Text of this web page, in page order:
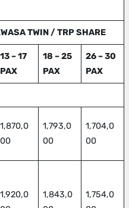
TWIN / TRP SHARE
13 – 17
PAX
18 – 25
PAX
26 – 30
PAX
1,870,0
00
1,793,0
00
1,704,0
00
1,920,0
1,843,0
1,754,0